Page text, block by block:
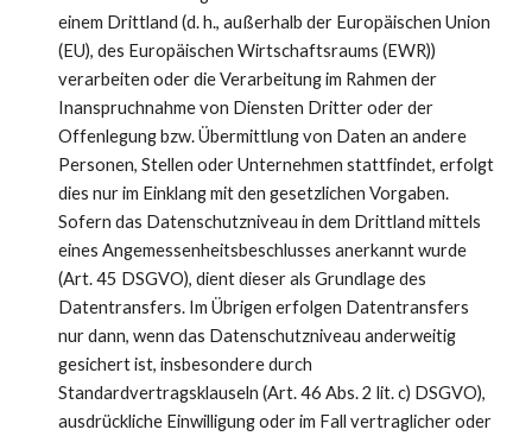
einem Drittland (d. h., außerhalb der Europäischen Union
(EU), des Europäischen Wirtschaftsraums (EWR))
verarbeiten oder die Verarbeitung im Rahmen der
Inanspruchnahme von Diensten Dritter oder der
Offenlegung bzw. Übermittlung von Daten an andere
Personen, Stellen oder Unternehmen stattfindet, erfolgt
dies nur im Einklang mit den gesetzlichen Vorgaben.
Sofern das Datenschutzniveau in dem Drittland mittels
eines Angemessenheitsbeschlusses anerkannt wurde
(Art. 45 DSGVO), dient dieser als Grundlage des
Datentransfers. Im Übrigen erfolgen Datentransfers
nur dann, wenn das Datenschutzniveau anderweitig
gesichert ist, insbesondere durch
Standardvertragsklauseln (Art. 46 Abs. 2 lit. c) DSGVO),
ausdrückliche Einwilligung oder im Fall vertraglicher oder